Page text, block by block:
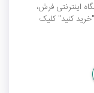
فروشگاه اینترنتی فرش،
کنید" کلیک